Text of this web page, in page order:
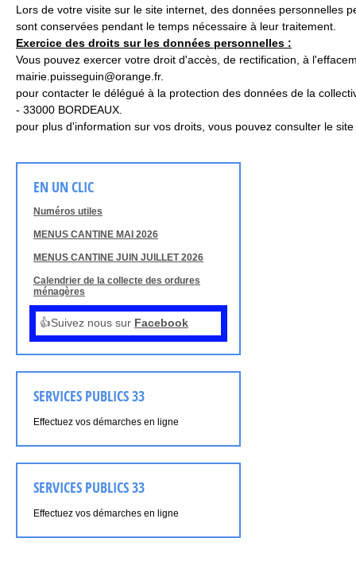
Lors de votre visite sur le site internet, des données personnelles
sont conservées pendant le temps nécessaire à leur traitement.
Exercice des droits sur les données personnelles :
Vous pouvez exercer votre droit d'accès, de rectification, à
mairie.puisseguin@orange.fr.
pour contacter le délégué à la protection des données de la
- 33000 BORDEAUX.
pour plus d'information sur vos droits, vous pouvez consulter le
EN UN CLIC
Numéros utiles
MENUS CANTINE MAI 2026
MENUS CANTINE JUIN JUILLET 2026
Calendrier de la collecte des ordures
ménagères
👍Suivez nous sur Facebook
SERVICES PUBLICS 33
Effectuez vos démarches en ligne
SERVICES PUBLICS 33
Effectuez vos démarches en ligne